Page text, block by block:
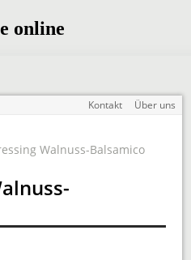
Kontakt Über uns
Walnuss-Balsamico